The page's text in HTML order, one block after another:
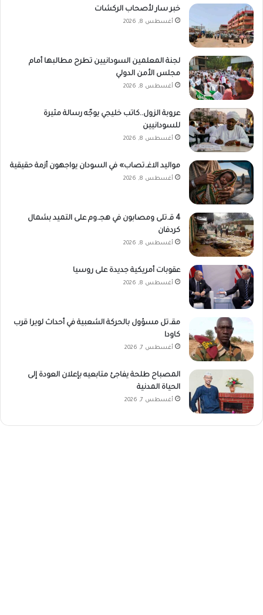
خبر سار لأصحاب الركشات
أغسطس 8, 2026
لجنة المعلمين السودانيين تطرح مطالبها أمام
مجلس الأمن الدولي
أغسطس 8, 2026
عروبة الزول..كاتب خليجي يوجّه رسالة مثيرة
للسودانيين
أغسطس 8, 2026
مواليد الاغـ.تصاب» في السودان يواجهون أزمة حقيقية
أغسطس 8, 2026
4 قـ.تلى ومصابون في هجـ.وم على التميد بشمال
كردفان
أغسطس 8, 2026
عقوبات أمريكية جديدة على روسيا
أغسطس 8, 2026
مقـ.تل مسؤول بالحركة الشعبية في أحداث لويرا قرب
كاودا
أغسطس 7, 2026
المصباح طلحة يفاجئ متابعيه بإعلان العودة إلى
الحياة المدنية
أغسطس 7, 2026